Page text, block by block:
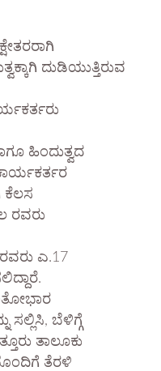
ದುಡಿಯುತ್ತಿರುವ
ಹಿಂದುತ್ವದ
ಕೆಲಸ
ರವರು
ರವರು ಎ.17
ಸಲ್ಲಿಸಿ, ಬೆಳಿಗ್ಗೆ
ತಾಲೂಕು
ತೆರಳಿ